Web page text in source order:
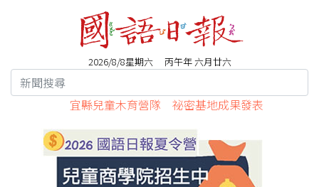
2026/8/8星期六 丙午年 六月廿六
宜縣兒童木育營隊 祕密基地成果發表